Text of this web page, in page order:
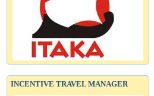
INCENTIVE TRAVEL MANAGER